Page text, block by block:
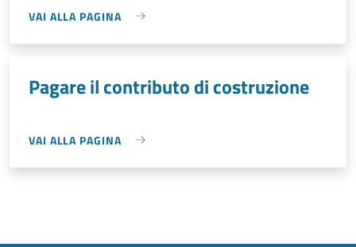
VAI ALLA PAGINA
Pagare il contributo di costruzione
VAI ALLA PAGINA